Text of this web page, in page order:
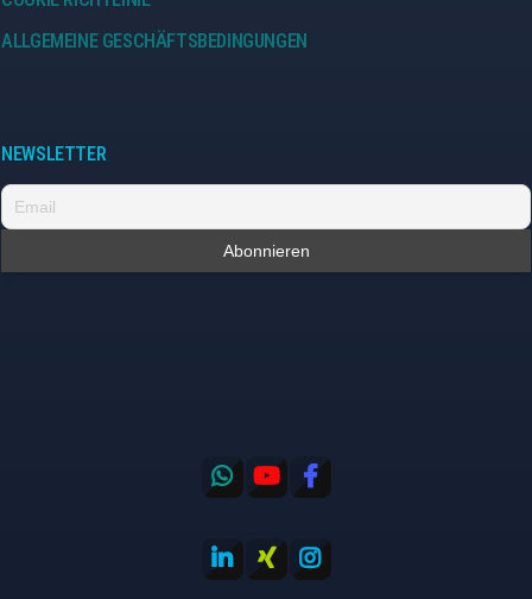
ALLGEMEINE GESCHÄFTSBEDINGUNGEN
NEWSLETTER